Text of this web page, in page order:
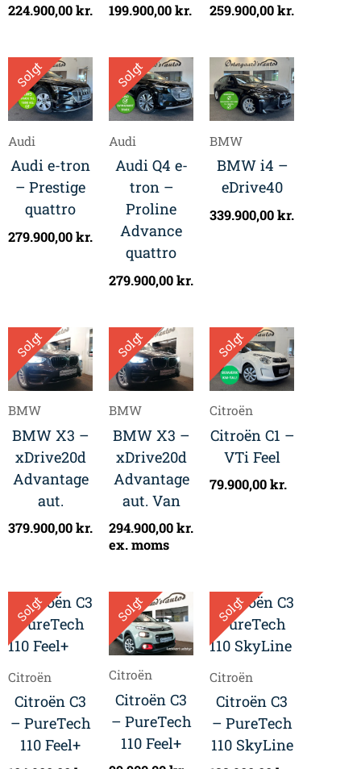
224.900,00kr. 199.900,00kr. 259.900,00kr.
Solgt
Audi
Audi e-tron
– Prestige
quattro
279.900,00kr.
Solgt
Audi
Audi Q4 e-
tron –
Proline
Advance
quattro
279.900,00kr.
BMW
BMW i4 –
eDrive40
339.900,00kr.
Solgt
BMW
BMW X3 –
xDrive20d
Advantage
aut.
379.900,00kr.
Solgt
BMW
BMW X3 –
xDrive20d
Advantage
aut. Van
294.900,00kr.
ex. moms
Solgt
Citroën
Citroën C1 –
VTi Feel
79.900,00kr.
Solgt
Citroën
Citroën C3
– PureTech
110 Feel+
Solgt
Citroën
Citroën C3
– PureTech
110 Feel+
Solgt
Citroën
Citroën C3
– PureTech
110 SkyLine